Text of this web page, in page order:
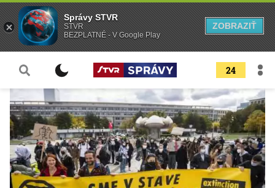
24
Správy STVR
STVR
BEZPLATNÉ - V Google Play
ZOBRAZIŤ